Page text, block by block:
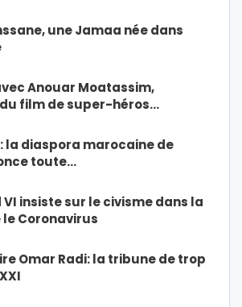
une Jamaa née dans
Anouar Moatassim,
film de super-héros…
la diaspora marocaine de
toute…
insiste sur le civisme dans la
Coronavirus
Omar Radi: la tribune de trop